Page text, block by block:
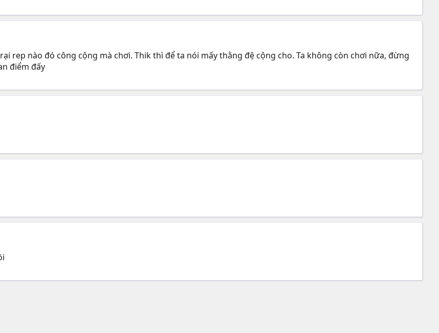
rep nào đó công cộng mà chơi. Thik thì để ta nói mấy thằng đệ cộng cho. Ta không còn chơi nữa, đừng
điểm đấy